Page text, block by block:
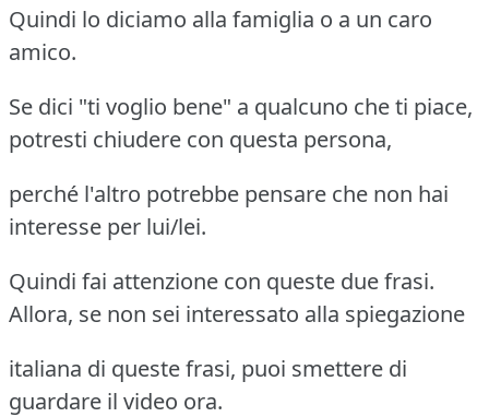
Quindi lo diciamo alla famiglia o a un caro
amico.
Se dici "ti voglio bene" a qualcuno che ti piace,
potresti chiudere con questa persona,
perché l'altro potrebbe pensare che non hai
interesse per lui/lei.
Quindi fai attenzione con queste due frasi.
Allora, se non sei interessato alla spiegazione
italiana di queste frasi, puoi smettere di
guardare il video ora.